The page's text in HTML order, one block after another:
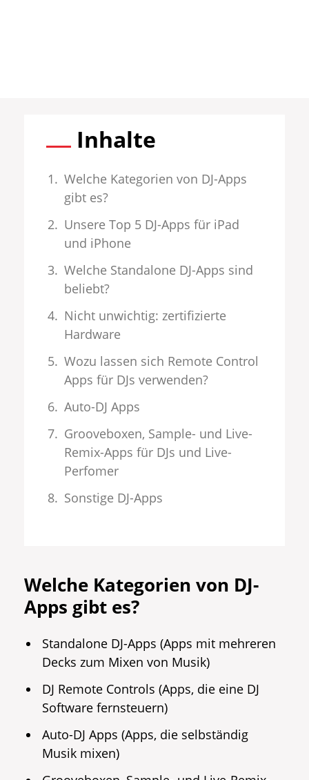
Inhalte
Welche Kategorien von DJ-Apps
gibt es?
Unsere Top 5 DJ-Apps für iPad
und iPhone
Welche Standalone DJ-Apps sind
beliebt?
Nicht unwichtig: zertifizierte
Hardware
Wozu lassen sich Remote Control
Apps für DJs verwenden?
Auto-DJ Apps
Grooveboxen, Sample- und Live-
Remix-Apps für DJs und Live-
Perfomer
Sonstige DJ-Apps
Welche Kategorien von DJ-
Apps gibt es?
Standalone DJ-Apps (Apps mit mehreren
Decks zum Mixen von Musik)
DJ Remote Controls (Apps, die eine DJ
Software fernsteuern)
Auto-DJ Apps (Apps, die selbständig
Musik mixen)